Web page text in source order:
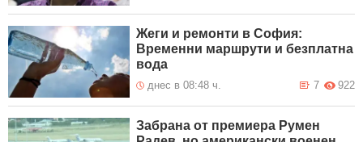
Жеги и ремонти в София:
Временни маршрути и безплатна
вода
днес в 08:48 ч. 922
7
Забрана от премиера Румен